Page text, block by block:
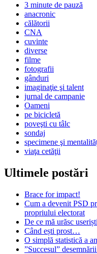
3 minute de pauză
anacronic
călătorii
CNA
cuvinte
diverse
filme
fotografii
gânduri
imaginaţie şi talent
jurnal de campanie
Oameni
pe bicicletă
poveşti cu tâlc
sondaj
specimene şi
viaţa cetăţii
Ultimele postări
Brace for impact!
Cum a devenit PSD
propriului electorat
De ce mă urăsc
Când ești prost…
O simplă statistică a
”Succesul”